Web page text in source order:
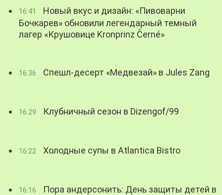
16:41
Новый вкус и дизайн: «Пивоварни
Бочкарев» обновили легендарный темный
лагер «Крушовице Kronprinz Černé»
16:36 Спешл-десерт «Медвезай» в Jules Zang
16:29 Клубничный сезон в Dizengof/99
16:22 Холодные супы в Atlantica Bistro
16:16
Пора андерсонить: День защиты детей в